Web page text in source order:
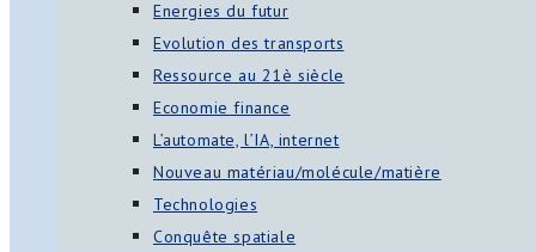
Energies du futur
Evolution des transports
Ressource au 21è siècle
Economie finance
L’automate, l’IA, internet
Nouveau matériau/molécule/matière
Technologies
Conquête spatiale